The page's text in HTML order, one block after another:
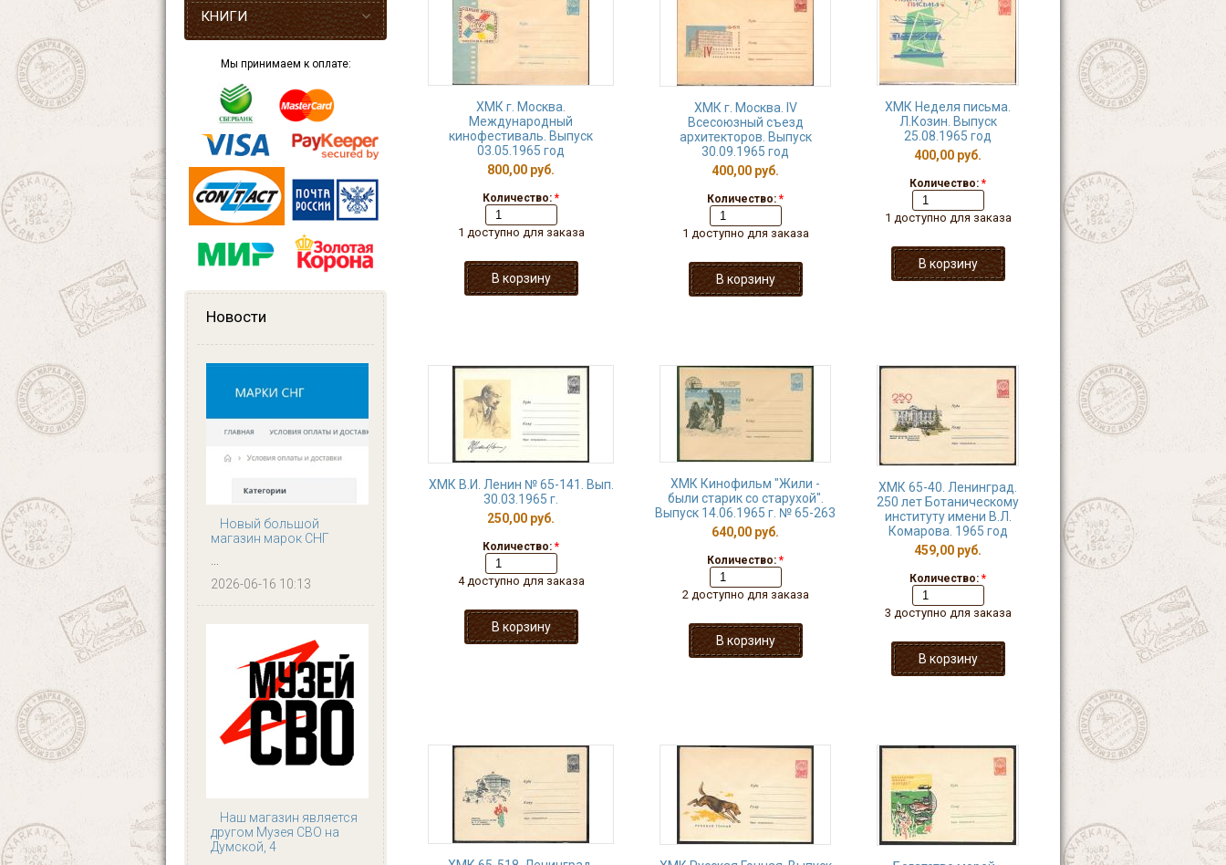
КНИГИ
Мы принимаем к оплате:
Новости
Новый большой
магазин марок СНГ
...
2026-06-16 10:13
Наш магазин является
другом Музея СВО на
Думской, 4
ХМК г. Москва.
Международный
кинофестиваль. Выпуск
03.05.1965 год
800,00 руб.
Количество: *
1 доступно для заказа
ХМК г. Москва. IV
Всесоюзный съезд
архитекторов. Выпуск
30.09.1965 год
400,00 руб.
Количество: *
1 доступно для заказа
ХМК Неделя письма.
Л.Козин. Выпуск
25.08.1965 год
400,00 руб.
Количество: *
1 доступно для заказа
ХМК В.И. Ленин № 65-141. Вып.
30.03.1965 г.
250,00 руб.
Количество: *
4 доступно для заказа
ХМК Кинофильм "Жили -
были старик со старухой".
Выпуск 14.06.1965 г. № 65-263
640,00 руб.
Количество: *
2 доступно для заказа
ХМК 65-40. Ленинград.
250 лет Ботаническому
институту имени В.Л.
Комарова. 1965 год
459,00 руб.
Количество: *
3 доступно для заказа